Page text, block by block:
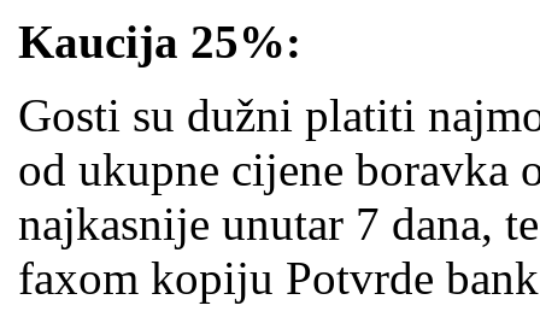
Kaucija 25%:
Gosti su dužni platiti
od ukupne cijene boravka
najkasnije unutar 7 dana,
faxom kopiju Potvrde